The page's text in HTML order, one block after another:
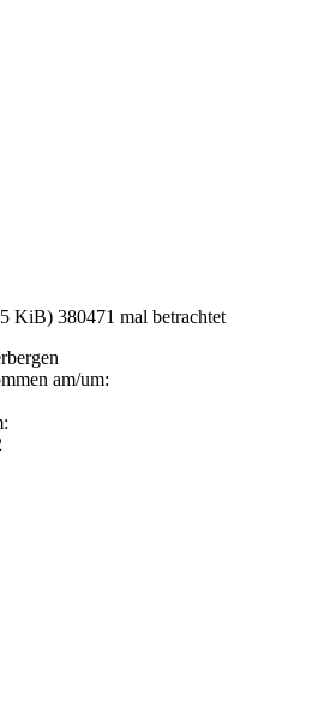
KiB) 380471 mal betrachtet
am/um: